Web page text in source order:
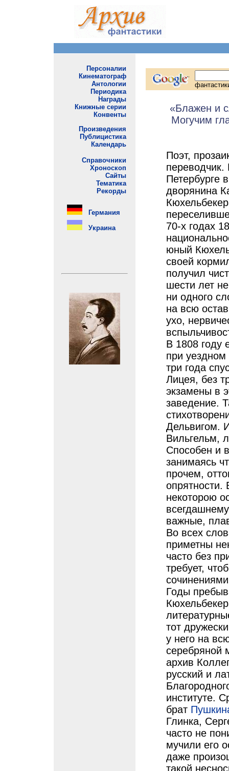
«Блажен и
Могучим
Поэт,
переводчик.
Петербурге
дворянина
70-х годах
юный
своей
получил
шести лет
ни одного
на всю
ухо,
В 1808 году
при
три года
Лицея, без
экзамены в
заведение.
Дельвигом.
Вильгельм,
Способен и
занимаясь
прочем,
некоторою
важные,
Во всех
приметны
часто без
требует,
Годы
тот
у него на
серебряной
архив
русский и
институте.
брат
Глинка,
часто не
мучили его
даже
такой